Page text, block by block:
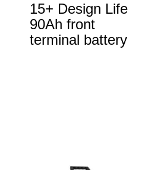
15+ Design Life
90Ah front
terminal battery